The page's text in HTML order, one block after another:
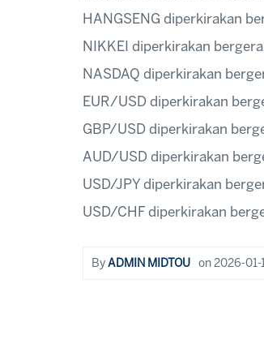
HANGSENG diperkirakan
NIKKEI diperkirakan
NASDAQ diperkirakan
EUR/USD diperkirakan
GBP/USD diperkirakan
AUD/USD diperkirakan
USD/JPY diperkirakan
USD/CHF diperkirakan
By ADMIN MIDTOU on 2026-01-